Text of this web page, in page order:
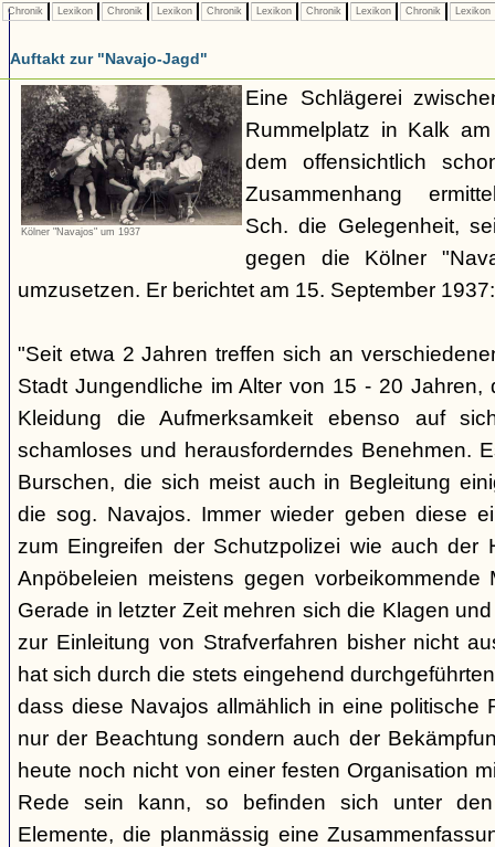
Chronik Lexikon Chronik Lexikon Chronik Lexikon Chronik Lexikon Chronik Lexikon
Auftakt zur "Navajo-Jagd"
Kölner "Navajos" um 1937
Eine Schlägerei
Rummelplatz in Kalk
dem offensichtlich
Zusammenhang
Sch. die Gelegenheit,
gegen die Kölner
umzusetzen. Er berichtet am 15. September 1937:
"Seit etwa 2 Jahren treffen sich an
Stadt Jungendliche im Alter von 15 - 20 Jahren,
Kleidung die Aufmerksamkeit ebenso auf
schamloses und herausforderndes Benehmen.
Burschen, die sich meist auch in Begleitung
die sog. Navajos. Immer wieder geben diese
zum Eingreifen der Schutzpolizei wie auch der
Anpöbeleien meistens gegen vorbeikommende
Gerade in letzter Zeit mehren sich die Klagen
zur Einleitung von Strafverfahren bisher nicht
hat sich durch die stets eingehend
dass diese Navajos allmählich in eine politische
nur der Beachtung sondern auch der
heute noch nicht von einer festen Organisation
Rede sein kann, so befinden sich unter
Elemente, die planmässig eine